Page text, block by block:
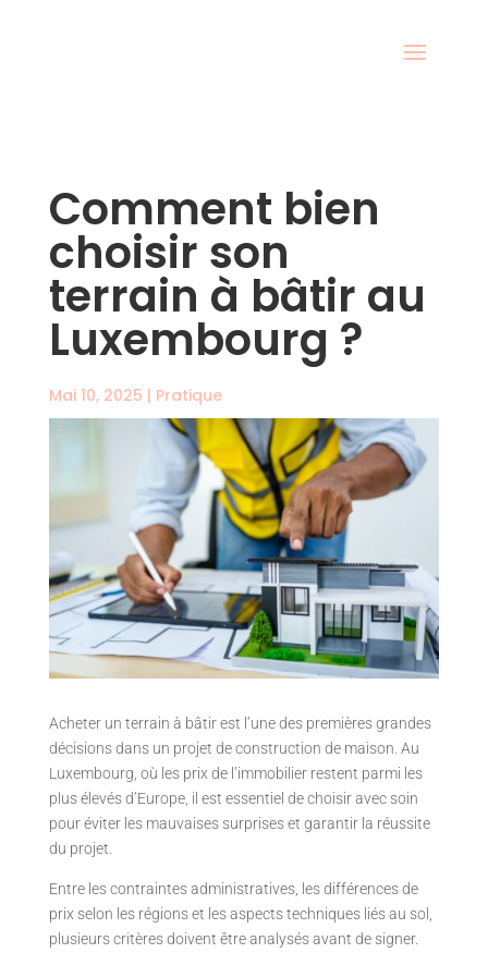
Comment bien
choisir son
terrain à bâtir au
Luxembourg ?
Mai 10, 2025 | Pratique
Acheter un terrain à bâtir est l’une des premières grandes
décisions dans un projet de construction de maison. Au
Luxembourg, où les prix de l’immobilier restent parmi les
plus élevés d’Europe, il est essentiel de choisir avec soin
pour éviter les mauvaises surprises et garantir la réussite
du projet.
Entre les contraintes administratives, les différences de
prix selon les régions et les aspects techniques liés au sol,
plusieurs critères doivent être analysés avant de signer.